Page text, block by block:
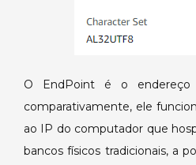
O EndPoint é o endereço
comparativamente, ele
ao IP do computador que
bancos físicos tradicionais, a